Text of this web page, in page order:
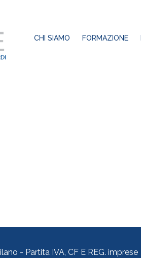
CHI SIAMO FORMAZIONE
- Partita IVA, CF E REG. imprese